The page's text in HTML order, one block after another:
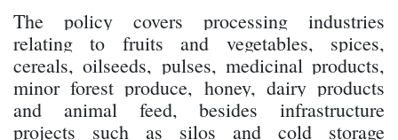
The policy covers processing industries
relating to fruits and vegetables, spices,
cereals, oilseeds, pulses, medicinal products,
minor forest produce, honey, dairy products
and animal feed, besides infrastructure
projects such as silos and cold storage